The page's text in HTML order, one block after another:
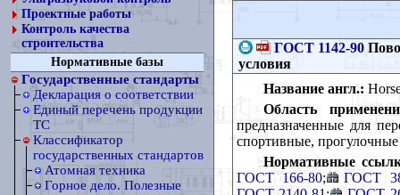
Проектные работы
Контроль качества
строительства
Нормативные базы
Государственные стандарты
Декларация о соответствии
Единый перечень продукции
ТС
Классификатор
государственных стандартов
Атомная техника
Горное дело. Полезные
ГОСТ 1142-90
условия
Название англ.:
Область
предназначенные для
спортивные,
Нормативные
ГОСТ 166-80;
ГОСТ